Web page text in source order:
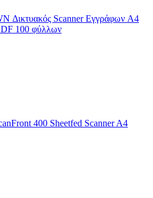
Δικτυακός Scanner Εγγράφων A4
100 φύλλων
400 Sheetfed Scanner A4